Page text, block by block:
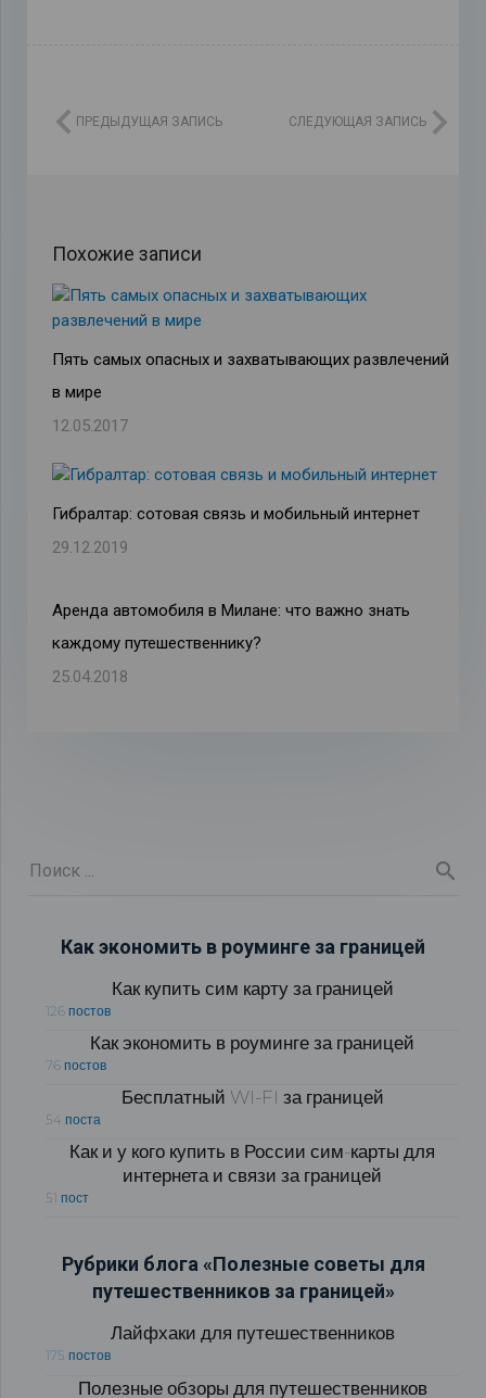
ПРЕДЫДУЩАЯ ЗАПИСЬ СЛЕДУЮЩАЯ ЗАПИСЬ
Похожие записи
Пять самых опасных и захватывающих развлечений
в мире
12.05.2017
Гибралтар: сотовая связь и мобильный интернет
29.12.2019
Аренда автомобиля в Милане: что важно знать
каждому путешественнику?
25.04.2018
Как экономить в роуминге за границей
Как купить сим карту за границей
126 постов
Как экономить в роуминге за границей
76 постов
Бесплатный WI-FI за границей
54 поста
Как и у кого купить в России сим-карты для
интернета и связи за границей
51 пост
Рубрики блога «Полезные советы для
путешественников за границей»
Лайфхаки для путешественников
175 постов
Полезные обзоры для путешественников